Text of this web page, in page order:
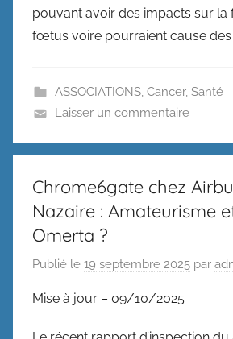
pouvant avoir des impacts sur la
fœtus voire pourraient cause des
ASSOCIATIONS, Cancer, Santé
Laisser un commentaire
Chrome6gate chez
Nazaire : Amateurisme
Omerta ?
Publié le 19 septembre 2025 par
Mise à jour – 09/10/2025